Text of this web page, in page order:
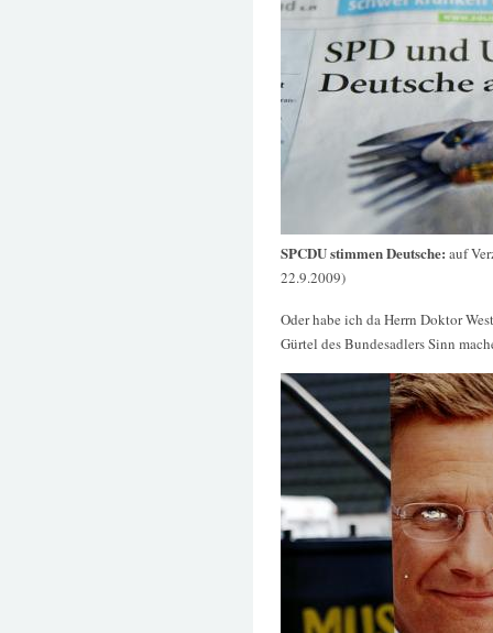
SPCDU stimmen Deutsche: auf
22.9.2009)
Oder habe ich da Herrn Doktor
Gürtel des Bundesadlers Sinn